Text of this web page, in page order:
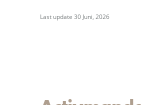
Last update 30 Juni, 2026